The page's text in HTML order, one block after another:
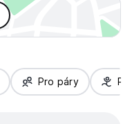
Pro páry